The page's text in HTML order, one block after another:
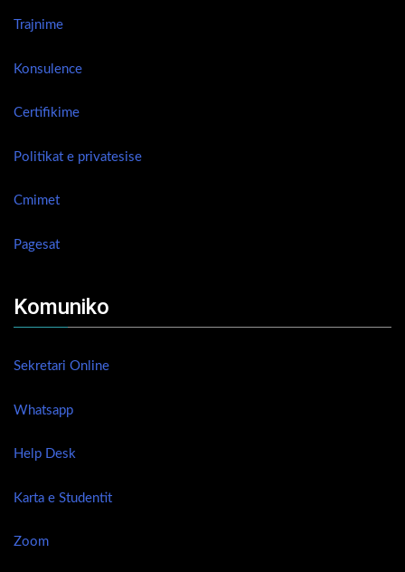
Trajnime
Konsulence
Certifikime
Politikat e privatesise
Cmimet
Pagesat
Komuniko
Sekretari Online
Whatsapp
Help Desk
Karta e Studentit
Zoom